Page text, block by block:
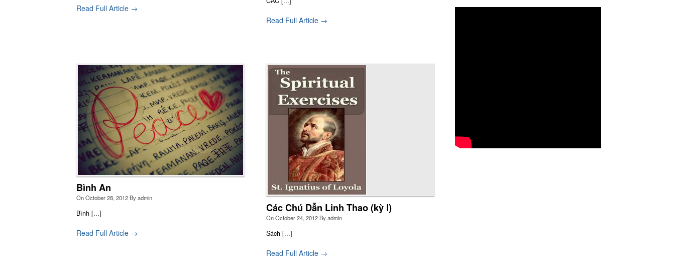
Linh Thao trong
Cuộc Sống
Bạn có muốn gặp gỡ Thiên Chúa, lắng nghe Ngài kêu mời và
điều chỉnh lại cuộc sống theo lời mời gọi của Ngài không?
Hãy đến và đồng hành với chúng tôi More
Linh Thao Sinh
nốt bổng hay nốt lặng? More
Read Full Article →
Read Full Article →
Bình An
OnOctober 28, 2012 Byadmin
Bình [...]
Read Full Article →
Các Chú Dẫn Linh Thao (kỳ I)
OnOctober 24, 2012 Byadmin
Sách [...]
Read Full Article →